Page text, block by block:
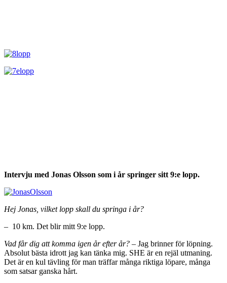
Intervju med Jonas Olsson som i år springer sitt 9:e lopp.
Hej Jonas, vilket lopp skall du springa i år?
– 10 km. Det blir mitt 9:e lopp.
Vad får dig att komma igen år efter år? – Jag brinner för löpning.
Absolut bästa idrott jag kan tänka mig. SHE är en rejäl utmaning.
Det är en kul tävling för man träffar många riktiga löpare, många
som satsar ganska hårt.